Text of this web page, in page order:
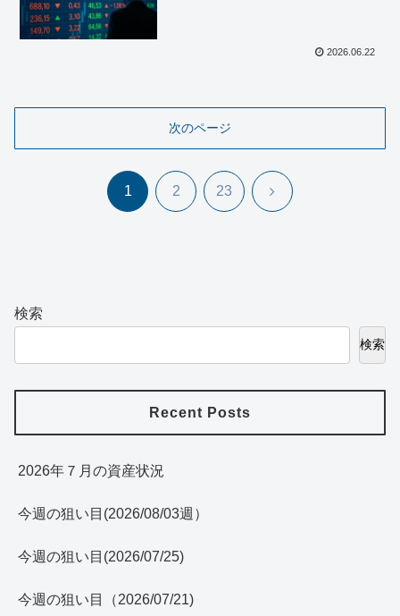
2026.06.22
次のページ
1 2 23 次
検索
検索
Recent Posts
2026年７月の資産状況
今週の狙い目(2026/08/03週）
今週の狙い目(2026/07/25)
今週の狙い目（2026/07/21)